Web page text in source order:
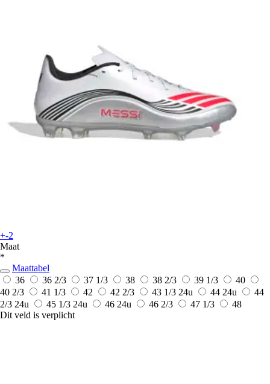
+-2
Maat
*
Maattabel
36
36 2/3 37 1/3 38 38 2/3 39 1/3
40
40 2/3
41 1/3 42 42 2/3 43 1/3 24u 44 24u
44
2/3 24u 45 1/3 24u 46 24u 46 2/3 47 1/3
48
Dit veld is verplicht